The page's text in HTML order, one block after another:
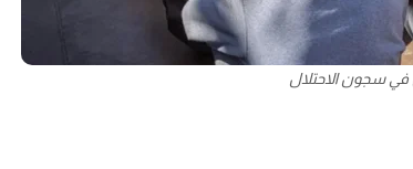
سجون الاحتلال